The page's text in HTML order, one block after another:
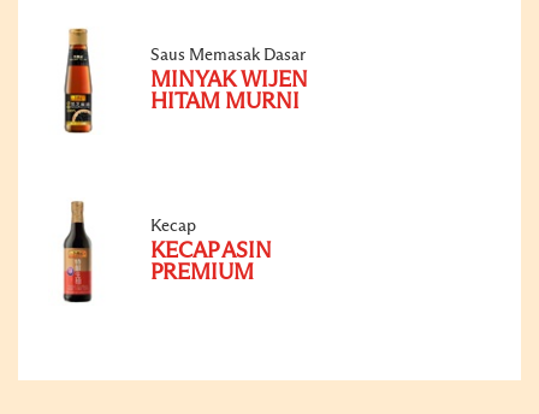
Saus Memasak Dasar
MINYAK WIJEN
HITAM MURNI
Kecap
KECAP ASIN
PREMIUM